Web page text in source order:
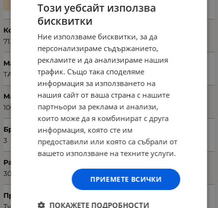
Код на продукта
71304614
Марка
TAÇ
Материал
100% памук
Брой части
3
Размери хавлия (Ш х Д)
30 х 50 см; 50 х 90 см; 85 х 150 см
Произход
Този уебсайт използва
бисквитки
Ние използваме бисквитки, за да
персонализираме съдържанието,
рекламите и да анализираме нашия
трафик. Също така споделяме
информация за използването на
нашия сайт от ваша страна с нашите
партньори за реклама и анализи,
които може да я комбинират с друга
информация, която сте им
предоставили или която са събрали от
вашето използване на техните услуги.
ПРИЕМЕТЕ ВСИЧКИ
ПОКАЖЕТЕ ПОДРОБНОСТИ